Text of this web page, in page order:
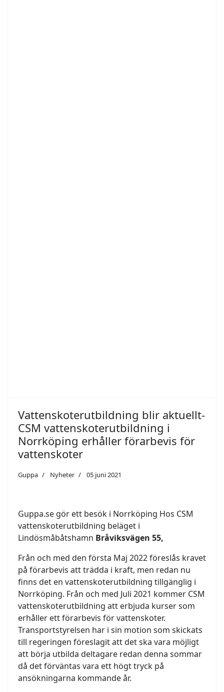
Vattenskoterutbildning blir aktuellt-
CSM vattenskoterutbildning i
Norrköping erhåller förarbevis för
vattenskoter
Guppa Nyheter 05 juni 2021
Guppa.se gör ett besök i Norrköping Hos CSM
vattenskoterutbildning beläget i
Lindösmåbåtshamn Bråviksvägen 55,
Från och med den första Maj 2022 föreslås kravet
på förarbevis att trädda i kraft, men redan nu
finns det en vattenskoterutbildning tillgänglig i
Norrköping. Från och med Juli 2021 kommer CSM
vattenskoterutbildning att erbjuda kurser som
erhåller ett förarbevis för vattenskoter.
Transportstyrelsen har i sin motion som skickats
till regeringen föreslagit att det ska vara möjligt
att börja utbilda deltagare redan denna sommar
då det förväntas vara ett högt tryck på
ansökningarna kommande år.